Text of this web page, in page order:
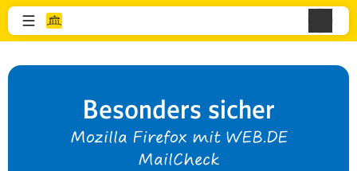
Besonders sicher
Mozilla Firefox mit WEB.DE
MailCheck